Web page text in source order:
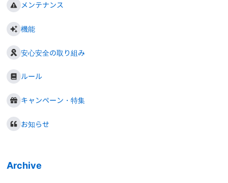
メンテナンス
機能
安心安全の取り組み
ルール
キャンペーン・特集
お知らせ
Archive